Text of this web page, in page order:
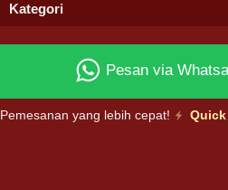
Kategori
Pesan via
Pemesanan yang lebih cepat! Quick